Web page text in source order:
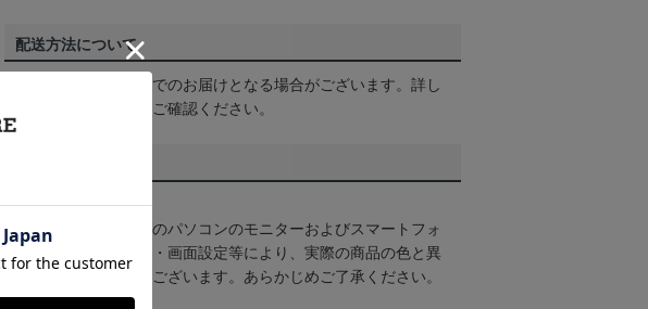
配送方法について
一部商品はメール便でのお届けとなる場合がございます。詳し
をご確認ください。
【カラーについて】
商品画像は、お使いのパソコンのモニターおよびスマートフォ
ンのメーカー・機種・画面設定等により、実際の商品の色と異
なって見える場合がございます。あらかじめご了承ください。